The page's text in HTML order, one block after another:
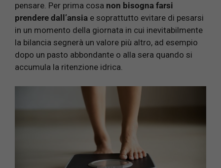
pensare. Per prima cosa non bisogna farsi
prendere dall’ansia e soprattutto evitare di pesarsi
in un momento della giornata in cui inevitabilmente
la bilancia segnerà un valore più altro, ad esempio
dopo un pasto abbondante o alla sera quando si
accumula la ritenzione idrica.